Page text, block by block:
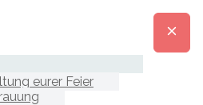
eurer Feier